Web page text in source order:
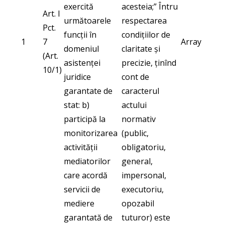
1
Art. I
Pct.
7
(Art.
10/1)
exercită
următoarele
funcții în
domeniul
asistenței
juridice
garantate de
stat: b)
participă la
monitorizarea
activității
mediatorilor
care acordă
servicii de
mediere
garantată de
acesteia;” Întru
respectarea
condițiilor de
claritate și
precizie, ținînd
cont de
caracterul
actului
normativ
(public,
obligatoriu,
general,
impersonal,
executoriu,
opozabil
tuturor) este
Array